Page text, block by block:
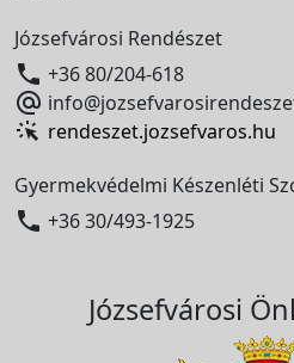
Józsefvárosi Rendészet
 +36 80/204-618

rendeszet.jozsefvaros.hu
Gyermekvédelmi Készenléti
 +36 30/493-1925
Józsefvárosi